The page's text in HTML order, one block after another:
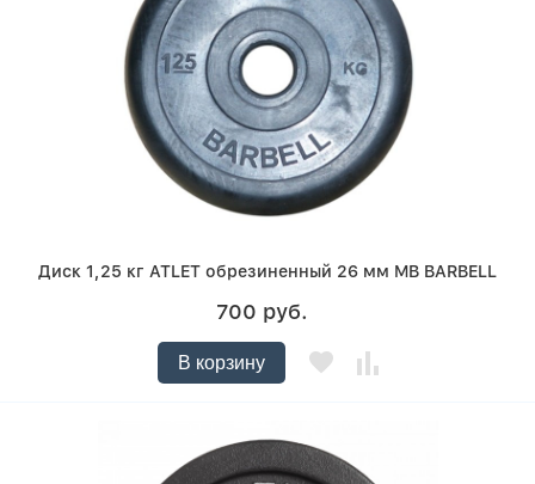
Диск 1,25 кг ATLET обрезиненный 26 мм MB BARBELL
700 руб.
В корзину